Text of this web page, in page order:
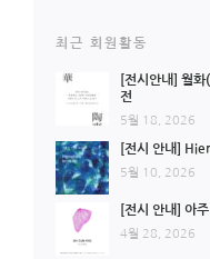
최근 회원활동
[전시안내] 월
전
5월 18, 2026
[전시 안내]
5월 10, 2026
[전시 안내] 아
4월 28, 2026